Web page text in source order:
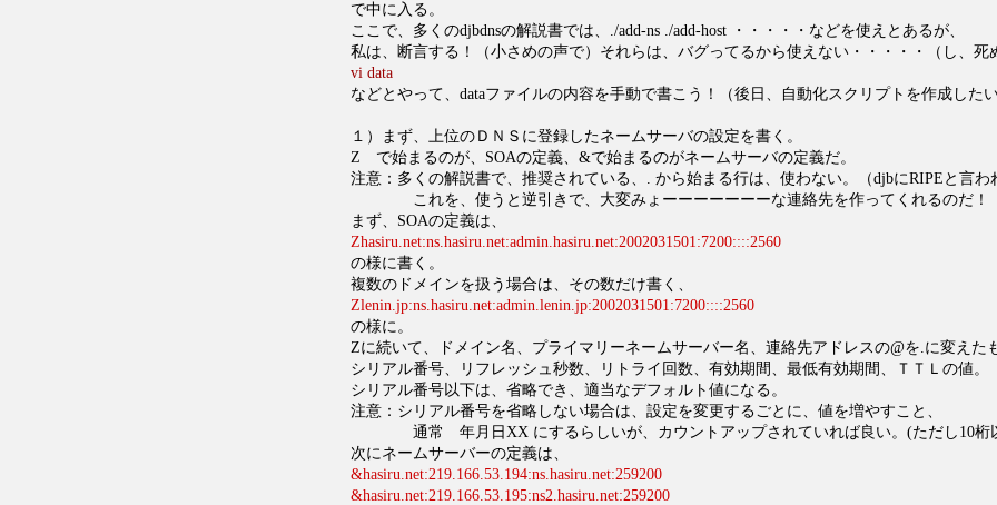
で中に入る。
ここで、多くのdjbdnsの解説書では、./add-ns ./add-host ・・・・・などを使えとあるが、
私は、断言する！（小さめの声で）それらは、バグってるから使えない・・・・・（し、死
vi data
などとやって、dataファイルの内容を手動で書こう！（後日、自動化スクリプトを作成したい
１）まず、上位のＤＮＳに登録したネームサーバの設定を書く。
Z で始まるのが、SOAの定義、&で始まるのがネームサーバの定義だ。
注意：多くの解説書で、推奨されている、. から始まる行は、使わない。（djbにRIPEと言わ
これを、使うと逆引きで、大変みょーーーーーーーな連絡先を作ってくれるのだ！
まず、SOAの定義は、
Zhasiru.net:ns.hasiru.net:admin.hasiru.net:2002031501:7200::::2560
の様に書く。
複数のドメインを扱う場合は、その数だけ書く、
Zlenin.jp:ns.hasiru.net:admin.lenin.jp:2002031501:7200::::2560
の様に。
Zに続いて、ドメイン名、プライマリーネームサーバー名、連絡先アドレスの@を.に変えた
シリアル番号、リフレッシュ秒数、リトライ回数、有効期間、最低有効期間、ＴＴＬの値。
シリアル番号以下は、省略でき、適当なデフォルト値になる。
注意：シリアル番号を省略しない場合は、設定を変更するごとに、値を増やすこと、
通常 年月日XX にするらしいが、カウントアップされていれば良い。(ただし10桁
次にネームサーバーの定義は、
&hasiru.net:219.166.53.194:ns.hasiru.net:259200
&hasiru.net:219.166.53.195:ns2.hasiru.net:259200